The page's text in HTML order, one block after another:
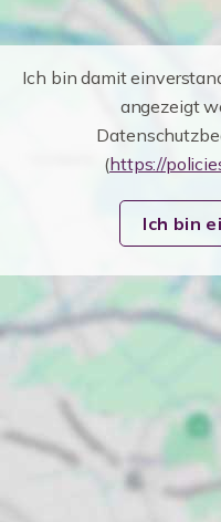
Ich bin damit
angezeigt
(https://
Ich bin